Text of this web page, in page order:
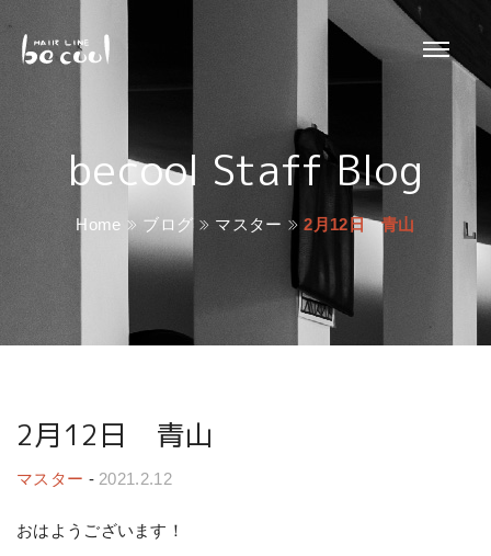
becool Staff Blog
Home ブログ マスター 2月12日 青山
2月12日 青山
マスター - 2021.2.12
おはようございます！